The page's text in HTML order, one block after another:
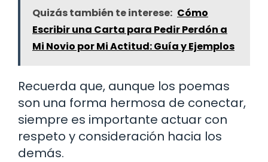
Quizás también te interese: Cómo
Escribir una Carta para Pedir Perdón a
Mi Novio por Mi Actitud: Guía y Ejemplos
Recuerda que, aunque los poemas
son una forma hermosa de conectar,
siempre es importante actuar con
respeto y consideración hacia los
demás.